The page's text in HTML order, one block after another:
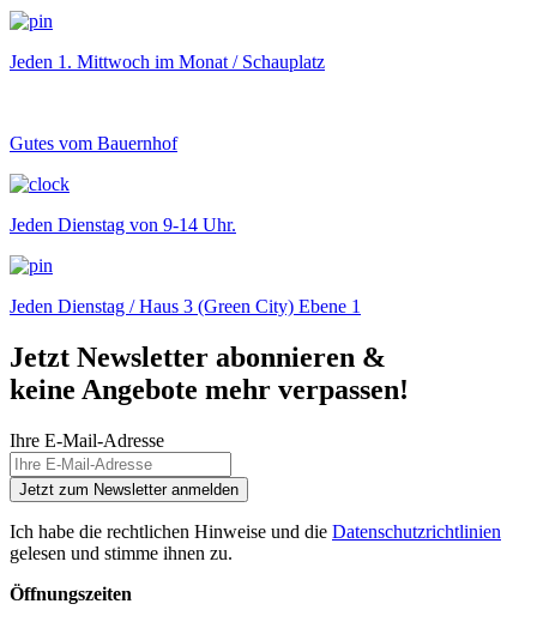
Jeden 1. Mittwoch im Monat / Schauplatz
Gutes vom Bauernhof
Jeden Dienstag von 9-14 Uhr.
Jeden Dienstag / Haus 3 (Green City) Ebene 1
Jetzt Newsletter abonnieren &
keine Angebote mehr verpassen!
Ihre E-Mail-Adresse
Jetzt zum Newsletter anmelden
Ich habe die rechtlichen Hinweise und die Datenschutzrichtlinien
gelesen und stimme ihnen zu.
Öffnungszeiten